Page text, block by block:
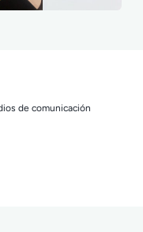
de comunicación